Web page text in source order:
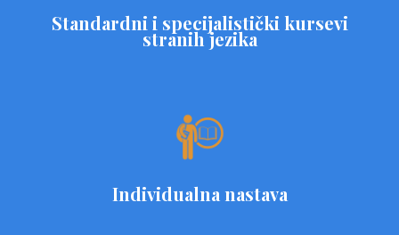
Standardni i specijalistički kursevi
stranih jezika
Individualna nastava